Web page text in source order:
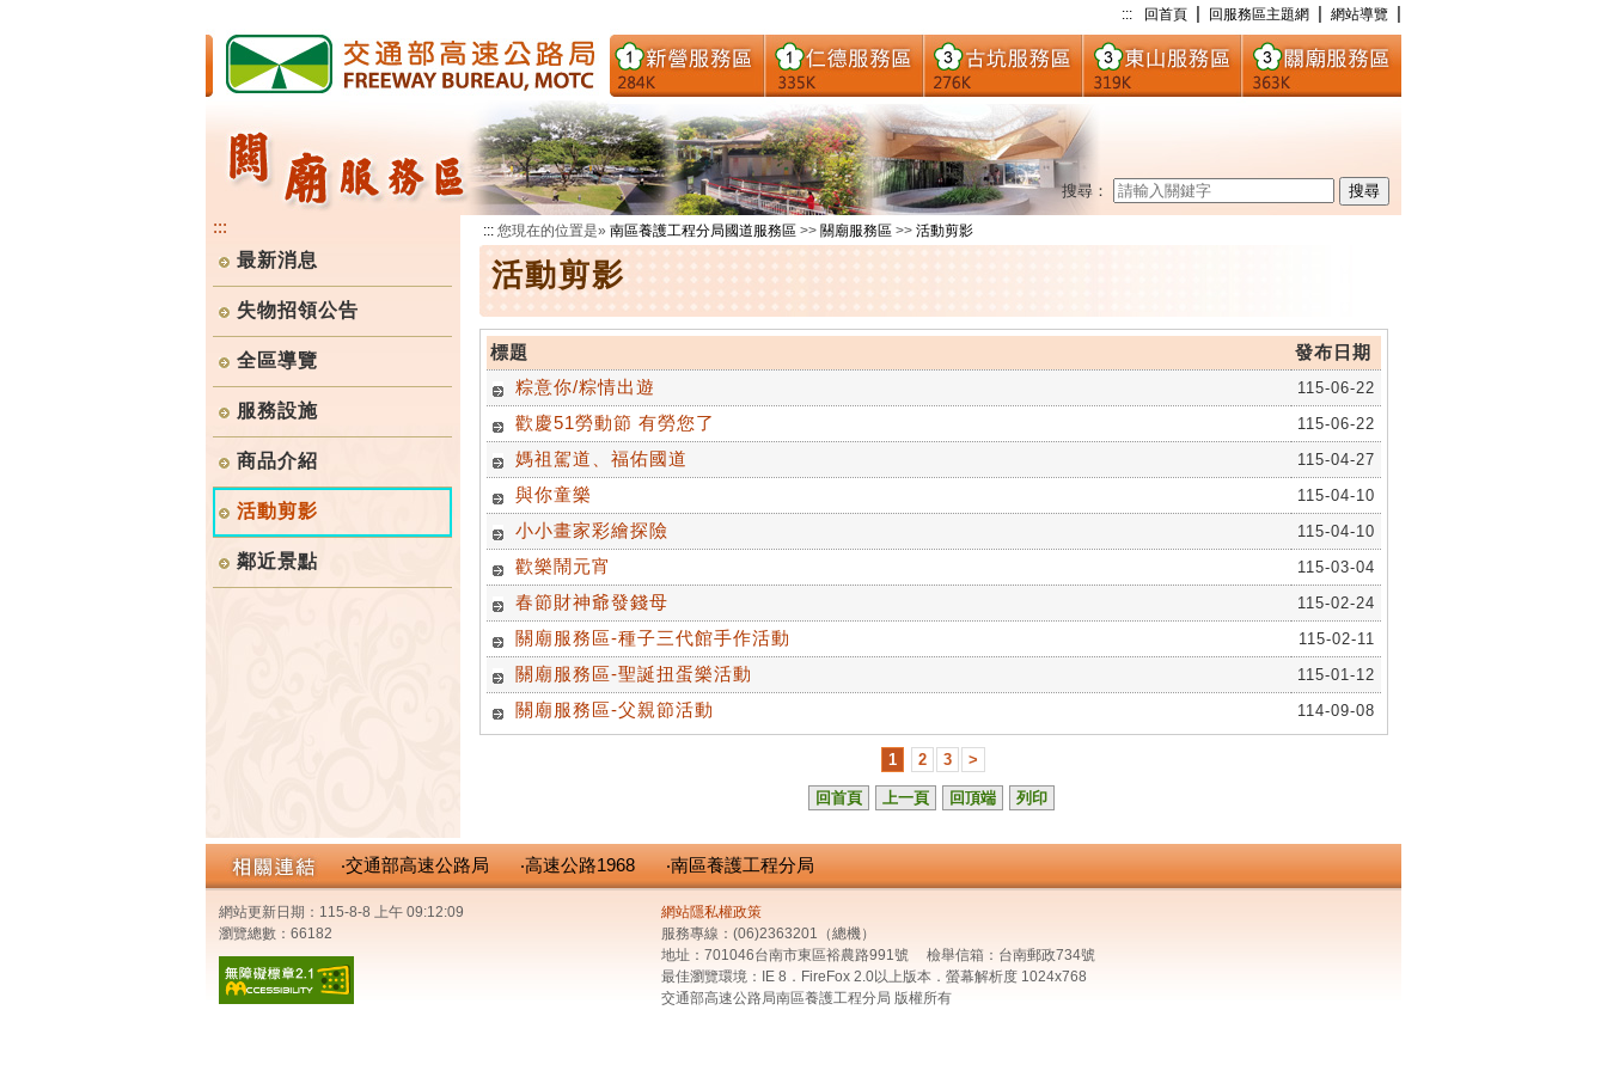
到
主
內
::: 回首頁 | 回服務區主題網 | 網站導覽 |
搜尋： 搜尋
:::
最新消息
失物招領公告
全區導覽
服務設施
商品介紹
活動剪影
鄰近景點
::: 您現在的位置是» 南區養護工程分局國道服務區 >> 關廟服務區 >> 活動剪影
活動剪影
標題
發布日期
粽意你/粽情出遊
115-06-22
歡慶51勞動節 有勞您了 115-06-22
媽祖駕道、福佑國道 115-04-27
與你童樂 115-04-10
小小畫家彩繪探險 115-04-10
歡樂鬧元宵 115-03-04
春節財神爺發錢母 115-02-24
關廟服務區-種子三代館手作活動 115-02-11
關廟服務區-聖誕扭蛋樂活動 115-01-12
關廟服務區-父親節活動 114-09-08
1 2 3 >
回首頁 上一頁 回頂端 列印
‧交通部高速公路局 ‧高速公路1968 ‧南區養護工程分局
網站更新日期：115-8-8 上午 09:12:09
瀏覽總數：66182
網站隱私權政策
服務專線：(06)2363201（總機）
地址：701046台南市東區裕農路991號 檢舉信箱：台南郵政734號
最佳瀏覽環境：IE 8．FireFox 2.0以上版本．螢幕解析度 1024x768
交通部高速公路局南區養護工程分局 版權所有